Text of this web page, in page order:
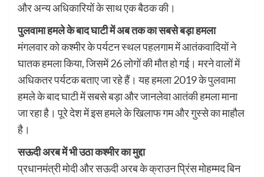
और अन्य अधिकारियों के साथ एक बैठक की।
पुलवामा हमले के बाद घाटी में अब तक का सबसे बड़ा हमला
मंगलवार को कश्मीर के पर्यटन स्थल पहलगाम में आतंकवादियों ने
घातक हमला किया, जिसमें 26 लोगों की मौत हो गई। मरने वालों में
अधिकतर पर्यटक बताए जा रहे हैं। यह हमला 2019 के पुलवामा
हमले के बाद घाटी में सबसे बड़ा और जानलेवा आतंकी हमला माना
जा रहा है। पूरे देश में इस हमले के खिलाफ गम और गुस्से का माहौल
है।
सऊदी अरब में भी उठा कश्मीर का मुद्दा
प्रधानमंत्री मोदी और सऊदी अरब के क्राउन प्रिंस मोहम्मद बिन